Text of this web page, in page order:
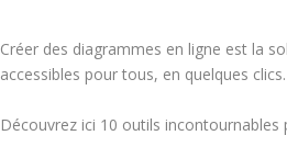
Créer des diagrammes en ligne est la
accessibles pour tous, en quelques clics.
Découvrez ici 10 outils